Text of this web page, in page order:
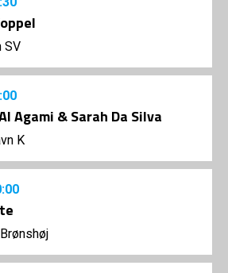
SV
Agami & Sarah Da Silva
K